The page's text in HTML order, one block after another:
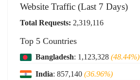
Website Traffic (Last 7 Days)
Total Requests: 2,319,116
Top 5 Countries
Bangladesh: 1,123,328(48.44%)
India: 857,140(36.96%)